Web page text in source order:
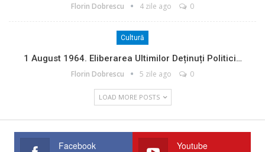
Florin Dobrescu 4 zile ago 0
Cultură
1 August 1964. Eliberarea Ultimilor Deținuți Politici…
Florin Dobrescu 5 zile ago 0
LOAD MORE POSTS
Facebook Youtube